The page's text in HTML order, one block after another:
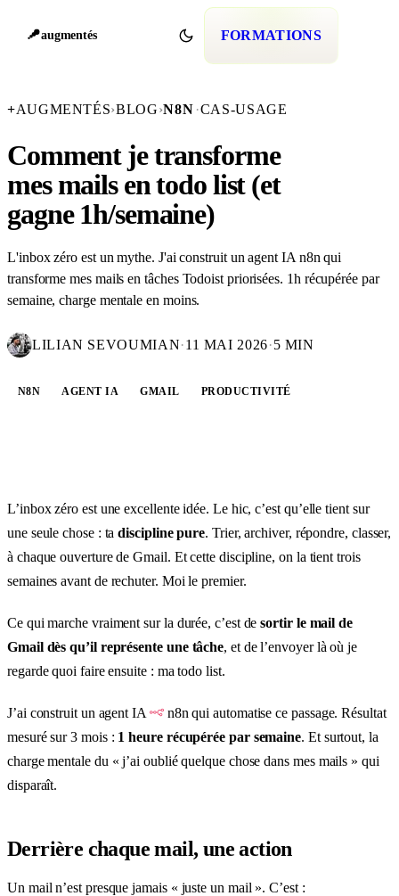
augmentés FORMATIONS
+AUGMENTÉS›BLOG›N8N ·CAS-USAGE
Comment je transforme
mes mails en todo list (et
gagne 1h/semaine)
L'inbox zéro est un mythe. J'ai construit un agent IA n8n qui
transforme mes mails en tâches Todoist priorisées. 1h récupérée par
semaine, charge mentale en moins.
LILIAN SEVOUMIAN·11 MAI 2026·5 MIN
N8N AGENT IA GMAIL PRODUCTIVITÉ
L’inbox zéro est une excellente idée. Le hic, c’est qu’elle tient sur
une seule chose : tadiscipline pure. Trier, archiver, répondre, classer,
à chaque ouverture de Gmail. Et cette discipline, on la tient trois
semaines avant de rechuter. Moi le premier.
Ce qui marche vraiment sur la durée, c’est desortir le mail de
Gmail dès qu’il représente une tâche, et de l’envoyer là où je
regarde quoi faire ensuite : ma todo list.
J’ai construit un agent IA
n8n qui automatise ce passage. Résultat
mesuré sur 3 mois : 1 heure récupérée par semaine. Et surtout, la
charge mentale du « j’ai oublié quelque chose dans mes mails » qui
disparaît.
Derrière chaque mail, une action
Un mail n’est presque jamais « juste un mail ». C’est :